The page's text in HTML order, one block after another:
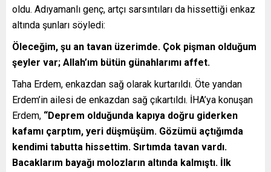
oldu. Adıyamanlı genç, artçı sarsıntıları da hissettiği enkaz
altında şunları söyledi:
Öleceğim, şu an tavan üzerimde. Çok pişman olduğum
şeyler var; Allah’ım bütün günahlarımı affet.
Taha Erdem, enkazdan sağ olarak kurtarıldı. Öte yandan
Erdem’in ailesi de enkazdan sağ çıkartıldı. İHA’ya konuşan
Erdem, “Deprem olduğunda kapıya doğru giderken
kafamı çarptım, yeri düşmüşüm. Gözümü açtığımda
kendimi tabutta hissettim. Sırtımda tavan vardı.
Bacaklarım bayağı molozların altında kalmıştı. İlk